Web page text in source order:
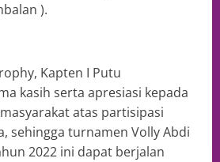
).
Kapten I Putu
kasih serta apresiasi kepada
atas partisipasi
sehingga turnamen Volly Abdi
2022 ini dapat berjalan